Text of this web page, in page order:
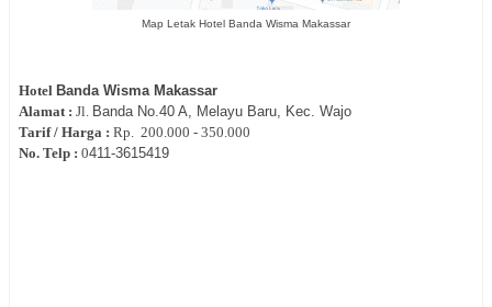
Map Letak Hotel Banda Wisma Makassar
Hotel Banda Wisma Makassar
Alamat : Jl. Banda No.40 A, Melayu Baru, Kec. Wajo
Tarif / Harga : Rp. 200.000 - 350.000
No. Telp : 0411-3615419